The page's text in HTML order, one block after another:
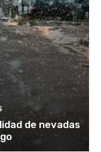
de nevadas